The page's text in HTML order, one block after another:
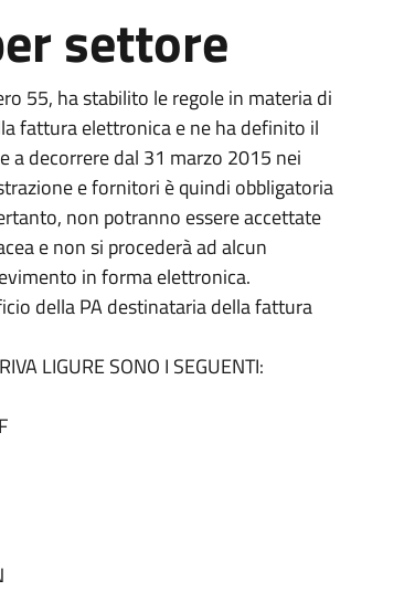
settore
55, ha stabilito le regole in materia di
fattura elettronica e ne ha definito il
a decorrere dal 31 marzo 2015 nei
e fornitori è quindi obbligatoria
non potranno essere accettate
e non si procederà ad alcun
in forma elettronica.
della PA destinataria della fattura
LIGURE SONO I SEGUENTI: